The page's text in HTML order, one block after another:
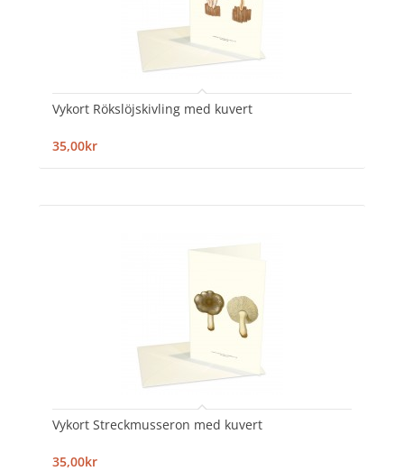
Vykort Rökslöjskivling med kuvert
35,00kr
Vykort Streckmusseron med kuvert
35,00kr